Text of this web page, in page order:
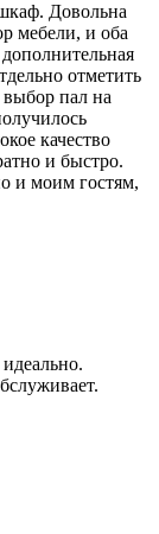
Довольна
мебели, и оба
отметить
пал на
качество
и быстро.
и моим гостям,